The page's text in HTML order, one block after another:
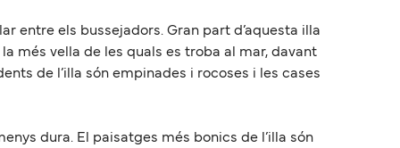
entre els bussejadors. Gran part d’aquesta illa
més vella de les quals es troba al mar, davant
de l’illa són empinades i rocoses i les cases
dura. El paisatges més bonics de l’illa són